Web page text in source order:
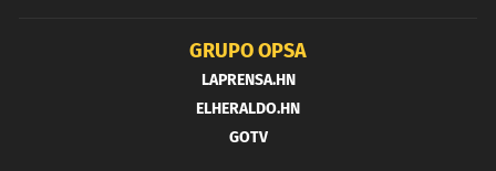
GRUPO OPSA
LAPRENSA.HN
ELHERALDO.HN
GOTV